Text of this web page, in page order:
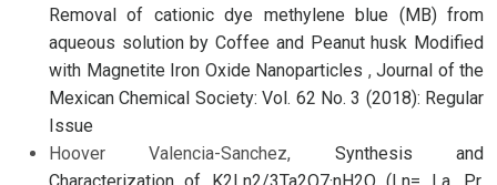
Removal of cationic dye methylene blue (MB) from
aqueous solution by Coffee and Peanut husk Modified
with Magnetite Iron Oxide Nanoparticles , Journal of the
Mexican Chemical Society: Vol. 62 No. 3 (2018): Regular
Issue
Hoover Valencia-Sanchez, Synthesis and